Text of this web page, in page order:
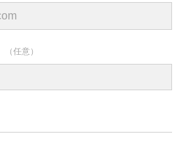
（任意）